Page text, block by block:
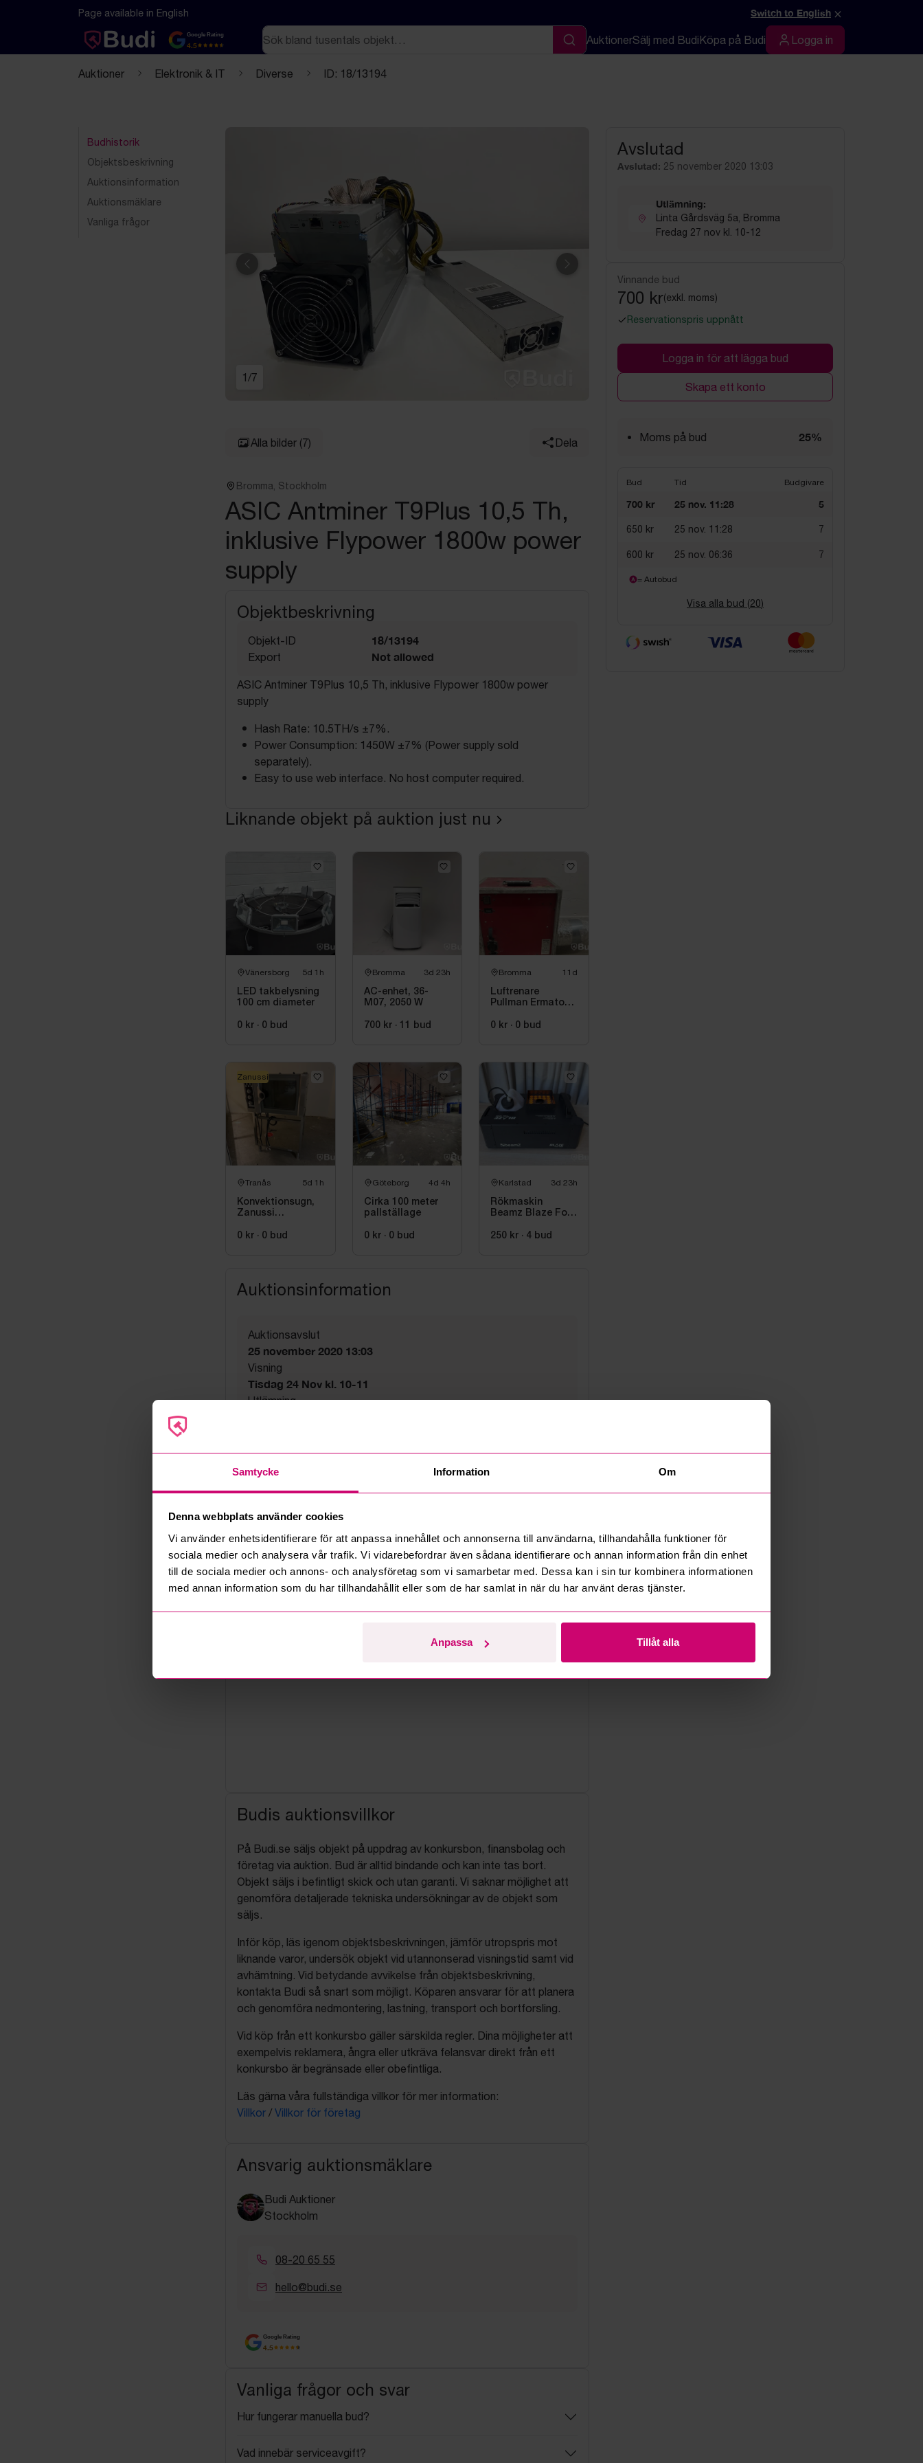
Samtycke Information Om
Denna webbplats använder cookies
Vi använder enhetsidentifierare för att anpassa innehållet och annonserna till användarna, tillhandahålla funktioner för
sociala medier och analysera vår trafik. Vi vidarebefordrar även sådana identifierare och annan information från din enhet
till de sociala medier och annons- och analysföretag som vi samarbetar med. Dessa kan i sin tur kombinera informationen
med annan information som du har tillhandahållit eller som de har samlat in när du har använt deras tjänster.
Anpassa Tillåt alla
Hoppa till innehåll
Textbaserad (markdown) version av denna sida
Page available in English Switch to English ×
Google Rating
4.5
Sök
Sök
AuktionerSälj med BudiKöpa på Budi Logga in
Logga in
Auktioner Elektronik & IT Diverse ID: 18/13194
Budhistorik
Objektsbeskrivning
Auktionsinformation
Auktionsmäklare
Vanliga frågor
Föregående Nästa
1 /7
Alla bilder (7) Dela
Bromma, Stockholm
ASIC Antminer T9Plus 10,5 Th,
inklusive Flypower 1800w power
supply
Objektbeskrivning
Objekt-ID 18/13194
Export Not allowed
ASIC Antminer T9Plus 10,5 Th, inklusive Flypower 1800w power
supply
Hash Rate: 10.5TH/s ±7%.
Power Consumption: 1450W ±7% (Power supply sold
separately).
Easy to use web interface. No host computer required.
Liknande objekt på auktion just nu
Vänersborg 5d 1h
LED takbelysning
100 cm diameter
0 kr · 0 bud
Bromma 3d 23h
AC-enhet, 36-
M07, 2050 W
700 kr · 11 bud
Bromma 11d
Luftrenare
Pullman Ermator
0 kr · 0 bud
Tranås 5d 1h
Konvektionsugn,
Zanussi
0 kr · 0 bud
Zanussi
Göteborg 4d 4h
Cirka 100 meter
pallställage
0 kr · 0 bud
Karlstad 3d 23h
Rökmaskin
Beamz Blaze Fog
250 kr · 4 bud
Auktionsinformation
Auktionsavslut
25 november 2020 13:03
Visning
Tisdag 24 Nov kl. 10-11
Utlämning
Export
Utsatta hålltider gäller.
Säljare
Konkursbo
Budis auktionsvillkor
På Budi.se säljs objekt på uppdrag av konkursbon, finansbolag och
företag via auktion. Bud är alltid bindande och kan inte tas bort.
Objekt säljs i befintligt skick och utan garanti. Vi saknar möjlighet att
genomföra detaljerade tekniska undersökningar av de objekt som
säljs.
Inför köp, läs igenom objektsbeskrivningen, jämför utropspris mot
liknande varor, undersök objekt vid utannonserad visningstid samt vid
avhämtning. Vid betydande avvikelse från objektsbeskrivning,
kontakta Budi så snart som möjligt. Köparen ansvarar för att planera
och genomföra nedmontering, lastning, transport och bortforsling.
Vid köp från ett konkursbo gäller särskilda regler. Dina möjligheter att
exempelvis reklamera, ångra eller utkräva felansvar direkt från ett
konkursbo är begränsade eller obefintliga.
Läs gärna våra fullständiga villkor för mer information:
Villkor / Villkor för företag
Ansvarig auktionsmäklare
Budi Auktioner
Stockholm
08-20 65 55
hello@budi.se
Google Rating
4.5
Vanliga frågor och svar
Hur fungerar manuella bud?
Vad innebär serviceavgift?
Avslutad
Avslutad: 25 november 2020 13:03
Utlämning:
Linta Gårdsväg 5a, Bromma
Fredag 27 nov kl. 10-12
Vinnande bud
700 kr(exkl. moms)
Reservationspris uppnått
Logga in för att lägga bud
Skapa ett konto
Moms på bud 25%
Bud Tid Budgivare
700 kr 25 nov. 11:28 5
650 kr 25 nov. 11:28 7
600 kr 25 nov. 06:36 7
= Autobud
Visa alla bud (20)